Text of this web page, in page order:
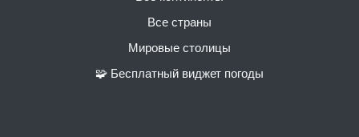
Все страны
Мировые столицы
🧩 Бесплатный виджет погоды